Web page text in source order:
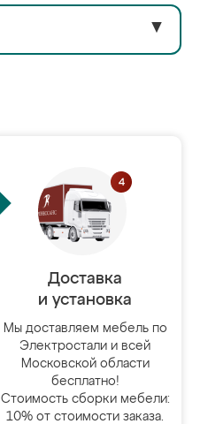
▼
Доставка
и установка
Мы доставляем мебель по
Электростали и всей
Московской области
бесплатно!
Стоимость сборки мебели:
10% от стоимости заказа.